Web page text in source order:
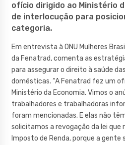
ofício dirigido ao Ministério
de interlocução para
categoria.
Em entrevista à ONU Mulheres
da Fenatrad, comenta as
para assegurar o direito à saúde
domésticas. “A Fenatrad fez um
Ministério da Economia. Vimos o
trabalhadores e trabalhadoras
foram mencionadas. E elas não
solicitamos a revogação da lei que
Imposto de Renda, porque a gente